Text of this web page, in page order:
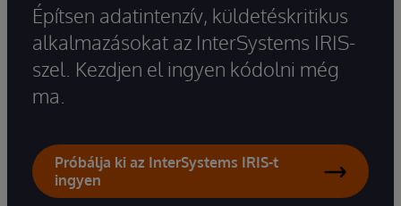
Építsen adatintenzív, küldetéskritikus
alkalmazásokat az InterSystems IRIS-
szel. Kezdjen el ingyen kódolni még
ma.
Próbálja ki az InterSystems IRIS-t
ingyen